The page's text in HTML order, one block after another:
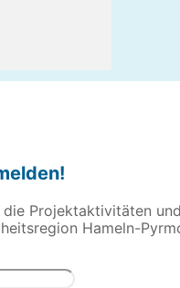
die Projektaktivitäten
Hameln-